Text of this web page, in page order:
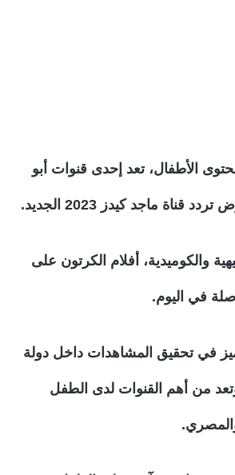
الأطفال، تعد إحدى قنوات أبو
قناة ماجد كيدز 2023 الجديد.
والكوميدية، أفلام الكرتون على
في تحقيق المشاهدات داخل دولة
وتعد من أهم القنوات لدى الطفل
والمصري.